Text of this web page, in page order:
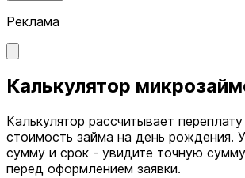
Реклама
Калькулятор
Калькулятор рассчитывает
стоимость займа на день рождения.
сумму и срок - увидите точную
перед оформлением заявки.